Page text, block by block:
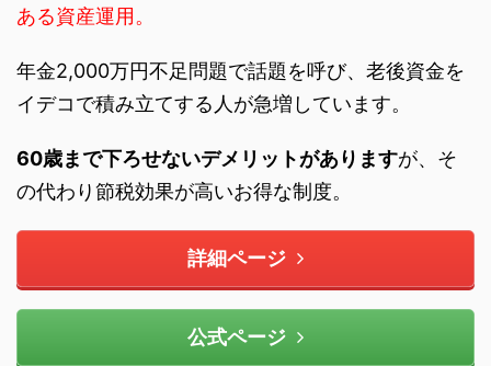
ある資産運用。
年金2,000万円不足問題で話題を呼び、老後資金を
イデコで積み立てする人が急増しています。
60歳まで下ろせないデメリットがありますが、そ
の代わり節税効果が高いお得な制度。
詳細ページ
公式ページ